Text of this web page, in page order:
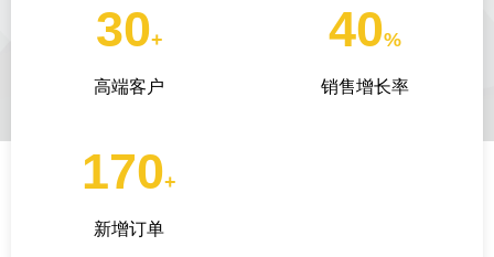
30+
高端客户
40%
销售增长率
170+
新增订单